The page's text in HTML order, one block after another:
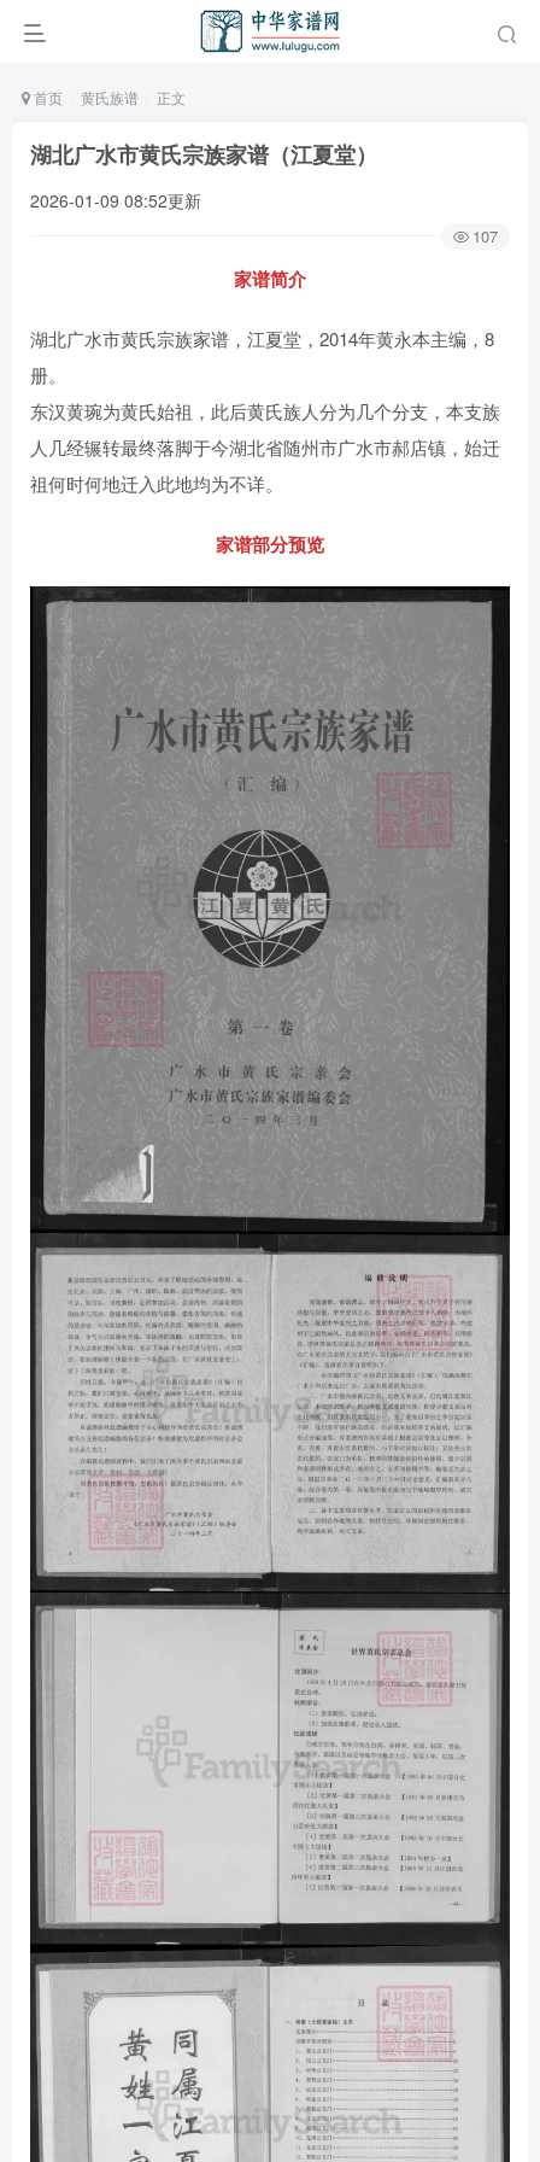
首页 黄氏族谱 正文
湖北广水市黄氏宗族家谱（江夏堂）
2026-01-09 08:52更新
107
家谱简介
湖北广水市黄氏宗族家谱，江夏堂，2014年黄永本主编，8
册。
东汉黄琬为黄氏始祖，此后黄氏族人分为几个分支，本支族
人几经辗转最终落脚于今湖北省随州市广水市郝店镇，始迁
祖何时何地迁入此地均为不详。
家谱部分预览